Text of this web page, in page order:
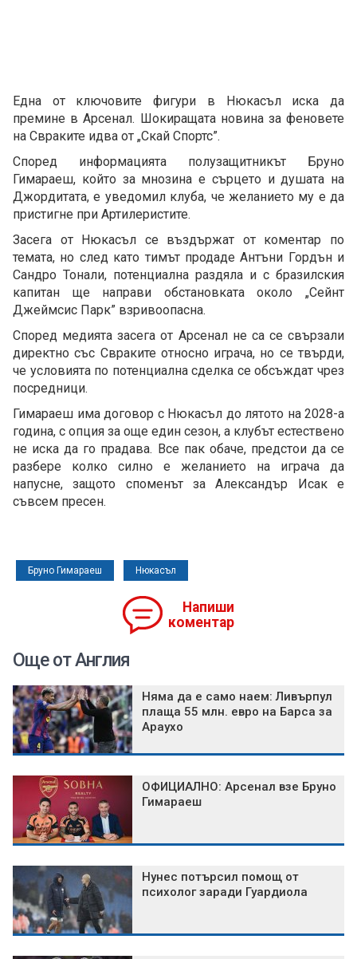
Една от ключовите фигури в Нюкасъл иска да
премине в Арсенал. Шокиращата новина за феновете
на Свраките идва от „Скай Спортс”.
Според информацията полузащитникът Бруно
Гимараеш, който за мнозина е сърцето и душата на
Джордитата, е уведомил клуба, че желанието му е да
пристигне при Артилеристите.
Засега от Нюкасъл се въздържат от коментар по
темата, но след като тимът продаде Антъни Гордън и
Сандро Тонали, потенциална раздяла и с бразилския
капитан ще направи обстановката около „Сейнт
Джеймсис Парк” взривоопасна.
Според медията засега от Арсенал не са се свързали
директно със Свраките относно играча, но се твърди,
че условията по потенциална сделка се обсъждат чрез
посредници.
Гимараеш има договор с Нюкасъл до лятото на 2028-а
година, с опция за още един сезон, а клубът естествено
не иска да го прадава. Все пак обаче, предстои да се
разбере колко силно е желанието на играча да
напусне, защото споменът за Александър Исак е
съвсем пресен.
Бруно Гимараеш Нюкасъл
Напиши
коментар
Още от Англия
Няма да е само наем: Ливърпул
плаща 55 млн. евро на Барса за
Араухо
ОФИЦИАЛНО: Арсенал взе Бруно
Гимараеш
Нунес потърсил помощ от
психолог заради Гуардиола